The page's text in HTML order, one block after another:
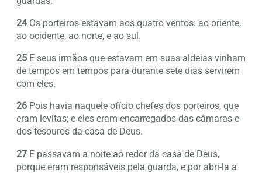
24Os porteiros estavam aos quatro ventos: ao oriente,
ao ocidente, ao norte, e ao sul.
25 E seus irmãos que estavam em suas aldeias vinham
de tempos em tempos para durante sete dias servirem
com eles.
26 Pois havia naquele ofício chefes dos porteiros, que
eram levitas; e eles eram encarregados das câmaras e
dos tesouros da casa de Deus.
27 E passavam a noite ao redor da casa de Deus,
porque eram responsáveis pela guarda, e por abri-la a